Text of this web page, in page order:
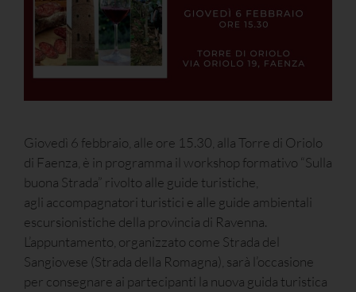
Giovedì 6 febbraio, alle ore 15.30, alla Torre di Oriolo
di Faenza, è in programma il workshop formativo “Sulla
buona Strada” rivolto alle guide turistiche,
agli accompagnatori turistici e alle guide ambientali
escursionistiche della provincia di Ravenna.
L’appuntamento, organizzato come Strada del
Sangiovese (Strada della Romagna), sarà l’occasione
per consegnare ai partecipanti la nuova guida turistica